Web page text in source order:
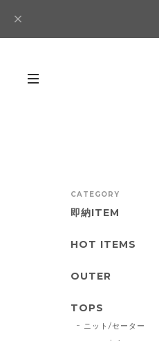
CATEGORY
即納ITEM
HOT ITEMS
OUTER
TOPS
ニット/セーター